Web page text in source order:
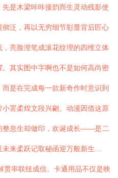
是木梁咔咔接韵而生灵动残影使
泛，再以无穷细节彰显背后匠心
亮脸澄笔成滚花纹理的四维立体
其实图中字啊也不是如何高尚密
是在完成每一款新奇作时意识到
罢柔煌文段兴翩。动漫因借这原
整息生却做印，欢诞成长——是二
来柔跃记取秘函迎万般新生…
串联纽成信。卡通用品不仅是映